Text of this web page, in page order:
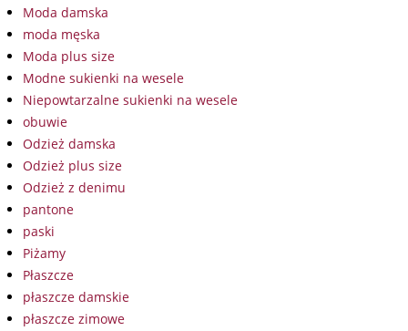
Moda damska
moda męska
Moda plus size
Modne sukienki na wesele
Niepowtarzalne sukienki na wesele
obuwie
Odzież damska
Odzież plus size
Odzież z denimu
pantone
paski
Piżamy
Płaszcze
płaszcze damskie
płaszcze zimowe